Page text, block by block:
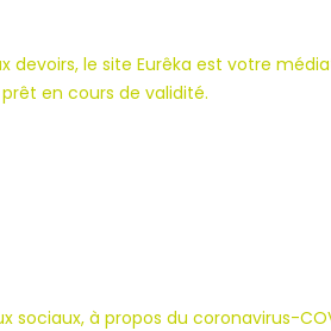
devoirs, le site Eurêka est votre
en cours de validité.
à propos du coronavirus-